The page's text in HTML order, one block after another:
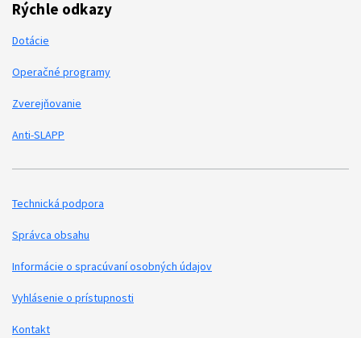
Rýchle odkazy
Dotácie
Operačné programy
Zverejňovanie
Anti-SLAPP
Podporné odkazy
Technická podpora
Správca obsahu
Informácie o spracúvaní osobných údajov
Vyhlásenie o prístupnosti
Kontakt